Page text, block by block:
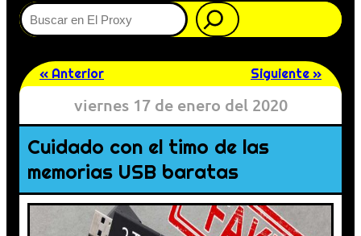
Buscar
« Anterior Siguiente »
viernes 17 de enero del 2020
Cuidado con el timo de las
memorias USB baratas